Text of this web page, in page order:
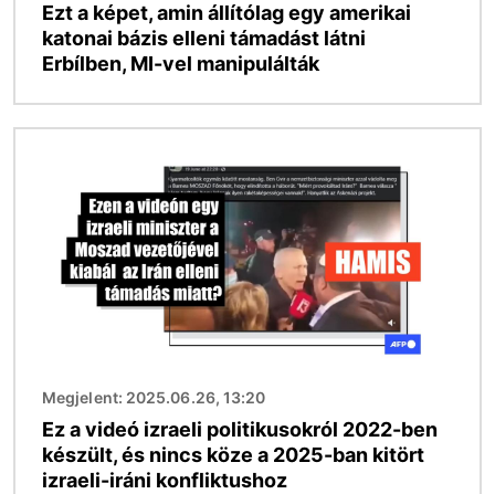
Ezt a képet, amin állítólag egy amerikai
katonai bázis elleni támadást látni
Erbílben, MI-vel manipulálták
Megjelent: 2025.06.26, 13:20
Ez a videó izraeli politikusokról 2022-ben
készült, és nincs köze a 2025-ban kitört
izraeli-iráni konfliktushoz